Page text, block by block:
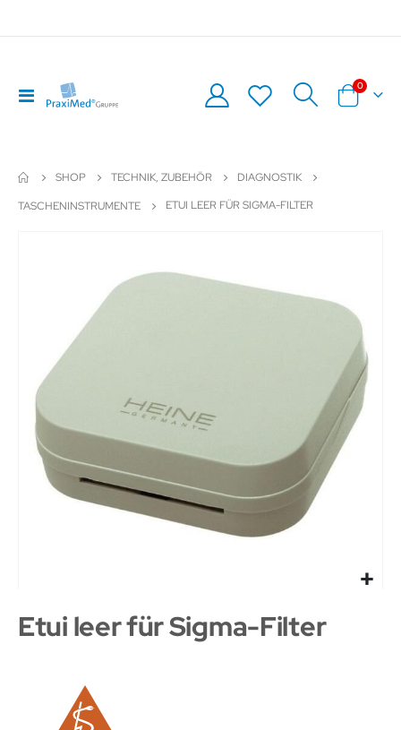
Navigation
umschalten
Warenkorb
0Artikel
SHOP TECHNIK, ZUBEHÖR
DIAGNOSTIK
TASCHENINSTRUMENTE
ETUI LEER FÜR SIGMA-FILTER
Etui leer für Sigma-Filter